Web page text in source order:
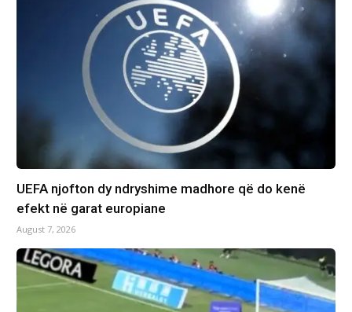
UEFA njofton dy ndryshime madhore që do kenë
efekt në garat europiane
August 7, 2026